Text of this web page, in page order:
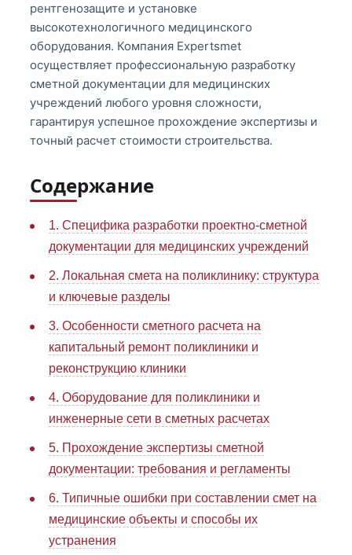
рентгенозащите и установке
высокотехнологичного медицинского
оборудования. Компания Expertsmet
осуществляет профессиональную разработку
сметной документации для медицинских
учреждений любого уровня сложности,
гарантируя успешное прохождение экспертизы и
точный расчет стоимости строительства.
Содержание
1. Специфика разработки проектно-сметной
документации для медицинских учреждений
2. Локальная смета на поликлинику: структура
и ключевые разделы
3. Особенности сметного расчета на
капитальный ремонт поликлиники и
реконструкцию клиники
4. Оборудование для поликлиники и
инженерные сети в сметных расчетах
5. Прохождение экспертизы сметной
документации: требования и регламенты
6. Типичные ошибки при составлении смет на
медицинские объекты и способы их
устранения